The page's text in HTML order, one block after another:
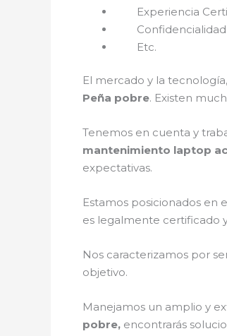
Experiencia
Confidencialidad
Etc.
El mercado y la
Peña pobre. Existen
Tenemos en cuenta y
mantenimiento laptop
expectativas.
Estamos posicionados en
es legalmente certificado
Nos caracterizamos por
objetivo.
Manejamos un amplio y
pobre, encontrarás